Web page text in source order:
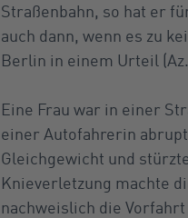
Straßenbahn, so hat er
auch dann, wenn es zu
Berlin in einem Urteil
Eine Frau war in einer
einer Autofahrerin
Gleichgewicht und
Knieverletzung machte
nachweislich die